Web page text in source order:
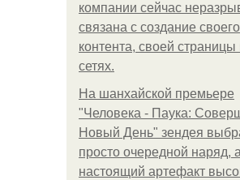
компании сейчас
связана с создание своего
контента, своей страницы
сетях.
На шанхайской премьере
"Человека - Паука:
Новый День" зендея
просто очередной наряд, а
настоящий артефакт